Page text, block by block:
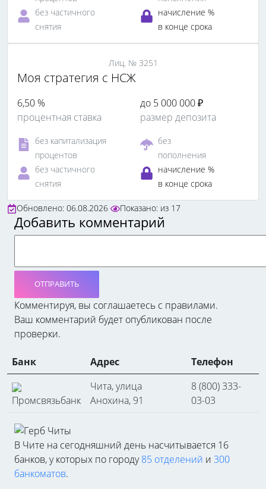
без частичного
снятия
начисление %
в конце срока
Лиц. № 3251
Моя стратегия с НСЖ
6,50 %
процентная ставка
до 5 000 000 ₽
размер депозита
без капитализация
процентов
без
пополнения
без частичного
снятия
начисление %
в конце срока
Обновлено: 06.08.2026 Показано: из 17
Добавить комментарий
ОТПРАВИТЬ
Комментируя, вы соглашаетесь c правилами.
Ваш комментарий будет опубликован после
проверки.
Банк Адрес Телефон
Промсвязьбанк
Чита, улица
Анохина, 91
8 (800) 333-
03-03
В Чите на сегодняшний день насчитывается 16
банков, у которых по городу85 отделений и 300
банкоматов.